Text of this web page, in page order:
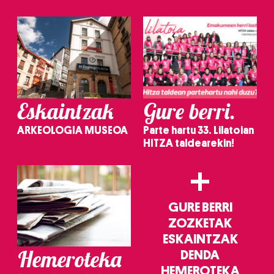
Eskaintzak
ARKEOLOGIA MUSEOA
Gure berri.
Parte hartu 33. Lilatoian
HITZA taldearekin!
Hemeroteka
+
GURE BERRI
ZOZKETAK
ESKAINTZAK
DENDA
HEMEROTEKA